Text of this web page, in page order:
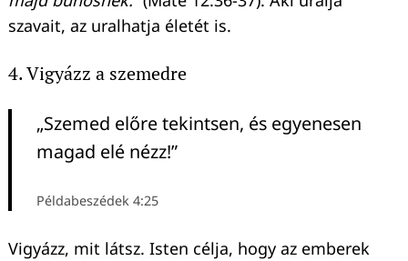
szavait, az uralhatja életét is.
4. Vigyázz a szemedre
„Szemed előre tekintsen, és egyenesen
magad elé nézz!”
Példabeszédek 4:25
Vigyázz, mit látsz. Isten célja, hogy az emberek